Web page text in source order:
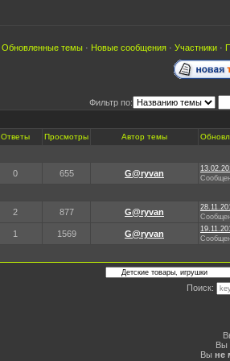
Обновленные темы · Новые сообщения · Участники ·
Фильтр по:
Ответы Просмотры Автор темы
0 655 G@ryvan
2 877 G@ryvan
1 1569 G@ryvan
Поиск:
Вы
Вы не